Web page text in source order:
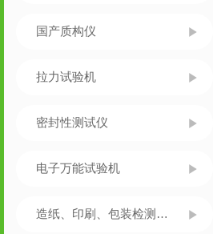
国产质构仪
拉力试验机
密封性测试仪
电子万能试验机
造纸、印刷、包装检测仪器